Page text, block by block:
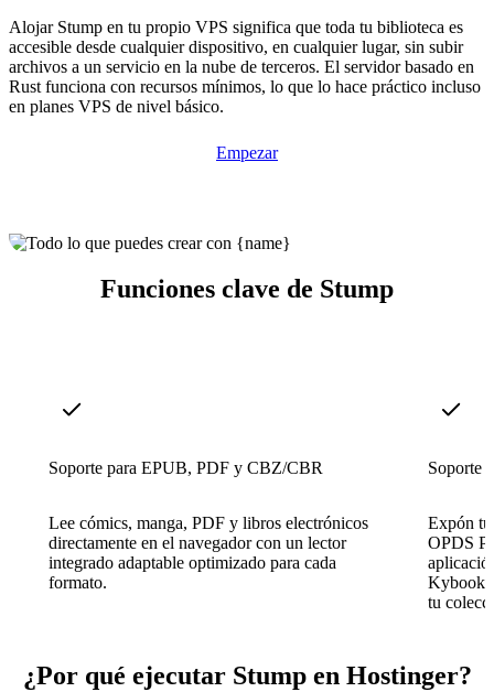
Alojar Stump en tu propio VPS significa que toda tu biblioteca es
accesible desde cualquier dispositivo, en cualquier lugar, sin subir
archivos a un servicio en la nube de terceros. El servidor basado en
Rust funciona con recursos mínimos, lo que lo hace práctico incluso
en planes VPS de nivel básico.
Empezar
Funciones clave de Stump
Soporte para EPUB, PDF y CBZ/CBR
Lee cómics, manga, PDF y libros electrónicos
directamente en el navegador con un lector
integrado adaptable optimizado para cada
formato.
Soporte
Expón
OPDS
Kybook
tu
¿Por qué ejecutar Stump en Hostinger?